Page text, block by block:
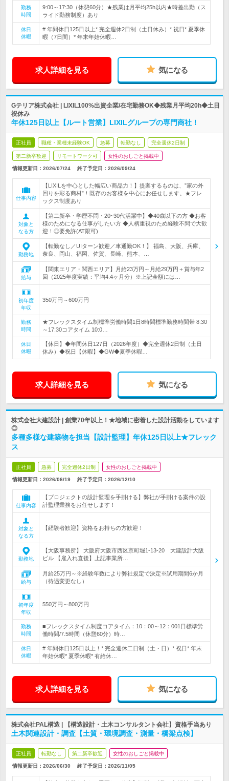
勤務
時間
9:00～17:30（休憩60分）★残業は月平均25h以内★時差出勤（ス
ライド勤務制度）あり
休日
休暇
# 年間休日125日以上* 完全週休2日制（土日休み）* 祝日* 夏季休
暇（7日間）* 年末年始休暇…
求人詳細を見る 気になる
Gテリア株式会社 | LIXIL100%出資企業/在宅勤務OK◆残業月平均20h◆土日
祝休み
年休125日以上【ルート営業】LIXILグループの専門商社！
正社員 職種・業種未経験OK 急募 転勤なし 完全週休2日制
第二新卒歓迎 リモートワーク可 女性のおしごと掲載中
情報更新日：2026/07/24 終了予定日： 2026/09/24
仕事内容
【LIXILを中心とした幅広い商品力！】提案するものは、”家の外
回りを彩る商材”！既存のお客様を中心にお任せします。★フレ
ックス制度あり
対象と
なる方
【第二新卒・学歴不問・20~30代活躍中】◆40歳以下の方 ◆お客
様のためになる仕事がしたい方 ◆人柄重視のため経験不問で大歓
迎！◎要免許(AT限可)
勤務地
【転勤なし／UIターン歓迎／車通勤OK！】 福島、大阪、兵庫、
奈良、岡山、福岡、佐賀、長崎、熊本、…
給与
【関東エリア・関西エリア】月給23万円～月給29万円＋賞与年2
回（2025年度実績：平均4.4ヶ月分）※上記金額には…
初年度
年収
350万円～600万円
勤務
時間
★フレックスタイム制標準労働時間1日8時間標準勤務時間帯 8:30
～17:30コアタイム 10:0…
休日
休暇
【休日】◆年間休日127日（2026年度）◆完全週休2日制（土日
休み）◆祝日【休暇】◆GW◆夏季休暇…
求人詳細を見る 気になる
株式会社大建設計 | 創業70年以上！★地域に密着した設計活動をしています
◎
多種多様な建築物を担当【設計監理】年休125日以上★フレック
ス
正社員 急募 完全週休2日制 女性のおしごと掲載中
情報更新日：2026/06/19 終了予定日： 2026/12/10
仕事内容
【プロジェクトの設計監理を手掛ける】弊社が手掛ける案件の設
計監理業務をお任せします！
対象と
なる方
【経験者歓迎】資格をお持ちの方歓迎！
勤務地
【大阪事務所】 大阪府大阪市西区京町堀1-13-20 大建設計大阪
ビル 【雇入れ直後】上記事業所…
給与
月給25万円～※経験年数により弊社規定で決定※試用期間6か月
（待遇変更なし）
初年度
年収
550万円～800万円
勤務
時間
■フレックスタイム制度コアタイム：10：00～12：001日標準労
働時間/7.5時間（休憩60分）時…
休日
休暇
# 年間休日125日以上！* 完全週休二日制（土・日）* 祝日* 年末
年始休暇* 夏季休暇* 有給休…
求人詳細を見る 気になる
株式会社PAL構造 | 【構造設計・土木コンサルタント会社】資格手当あり
土木関連設計・調査【土質・環境調査・測量・橋梁点検】
正社員 転勤なし 第二新卒歓迎 女性のおしごと掲載中
情報更新日：2026/06/30 終了予定日： 2026/11/05